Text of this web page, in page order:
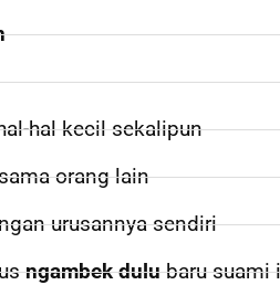
hal kecil sekalipun
orang lain
urusannya sendiri
ngambek dulubaru suami